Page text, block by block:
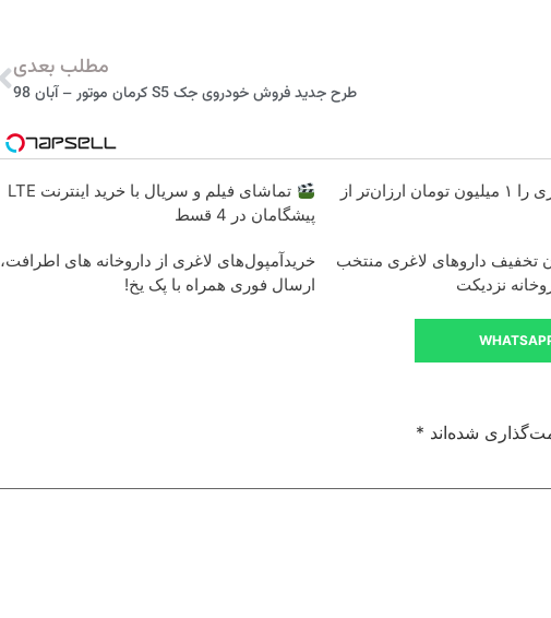
مطلب بعدی
طرح جدید فروش خودروی جک S5 کرمان موتور – آبان 98
آمپول‌های لاغری را ۱ میلیون تومان ارزان‌تر از
تماشای فیلم و سریال با خرید اینترنت LTE
پیشگامان در 4 قسط
تخفیف داروهای لاغری منتخب
نزدیکت
خریدآمپول‌های لاغری از داروخانه های اطرافت،
ارسال فوری همراه با پک یخ!
شده‌اند *